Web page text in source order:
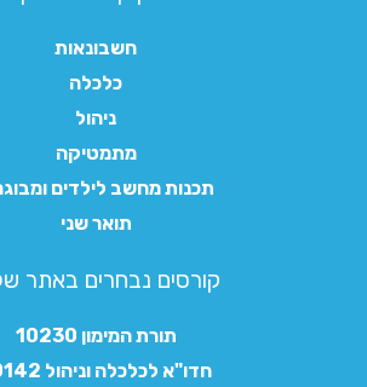
חשבונאות
כלכלה
ניהול
מתמטיקה
תכנות מחשב לילדים
תואר שני
קורסים נבחרים באתר
תורת המימון 10230
חדו"א לכלכלה וניהול 10142